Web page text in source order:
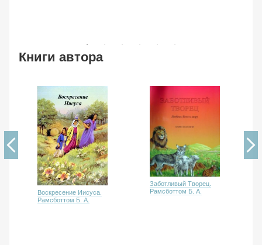
Книги автора
Воскресение Иисуса.
Рамсботтом Б. А.
Заботливый Творец.
Рамсботтом Б. А.